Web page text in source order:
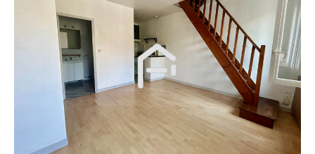
FRANCE PROPRIO Réseaux de conseillers Immobilier
partout en France. Transaction/ Location/ Gestion
05.61.62.62.23